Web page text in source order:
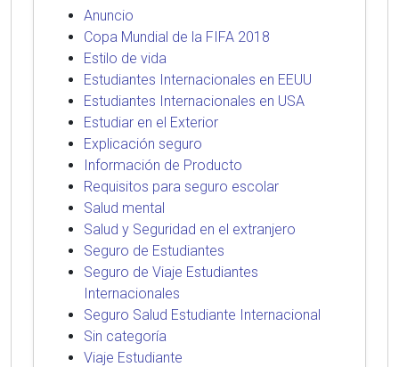
Anuncio
Copa Mundial de la FIFA 2018
Estilo de vida
Estudiantes Internacionales en EEUU
Estudiantes Internacionales en USA
Estudiar en el Exterior
Explicación seguro
Información de Producto
Requisitos para seguro escolar
Salud mental
Salud y Seguridad en el extranjero
Seguro de Estudiantes
Seguro de Viaje Estudiantes
Internacionales
Seguro Salud Estudiante Internacional
Sin categoría
Viaje Estudiante